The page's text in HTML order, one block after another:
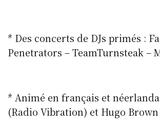
* Des concerts de DJs primés :
Penetrators – TeamTurnsteak –
* Animé en français et
(Radio Vibration) et Hugo